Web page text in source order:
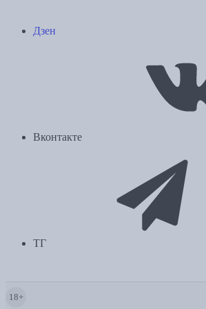
Дзен
Вконтакте
ТГ
18+